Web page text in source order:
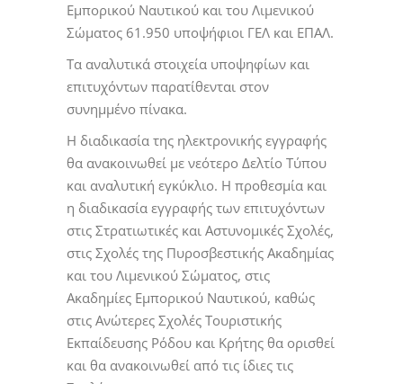
Εμπορικού Ναυτικού και του Λιμενικού
Σώματος 61.950 υποψήφιοι ΓΕΛ και ΕΠΑΛ.
Τα αναλυτικά στοιχεία υποψηφίων και
επιτυχόντων παρατίθενται στον
συνημμένο πίνακα.
Η διαδικασία της ηλεκτρονικής εγγραφής
θα ανακοινωθεί με νεότερο Δελτίο Τύπου
και αναλυτική εγκύκλιο. Η προθεσμία και
η διαδικασία εγγραφής των επιτυχόντων
στις Στρατιωτικές και Αστυνομικές Σχολές,
στις Σχολές της Πυροσβεστικής Ακαδημίας
και του Λιμενικού Σώματος, στις
Ακαδημίες Εμπορικού Ναυτικού, καθώς
στις Ανώτερες Σχολές Τουριστικής
Εκπαίδευσης Ρόδου και Κρήτης θα ορισθεί
και θα ανακοινωθεί από τις ίδιες τις